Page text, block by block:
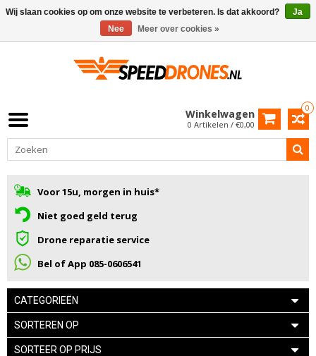
0
Winkelwagen
0 Artikelen / €0,00
Voor 15u, morgen in huis*
Niet goed geld terug
Drone reparatie service
Bel of App 085-0606541
CATEGORIEËN
SORTEREN OP
SORTEER OP PRIJS
Wij slaan cookies op om onze website te verbeteren. Is dat akkoord?
Ja
Nee
Meer over cookies »